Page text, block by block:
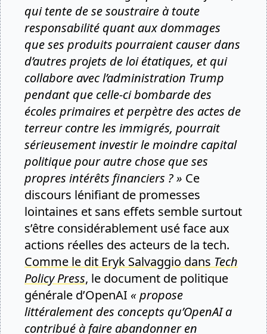
qui tente de se soustraire à toute
responsabilité quant aux dommages
que ses produits pourraient causer dans
d’autres projets de loi étatiques, et qui
collabore avec l’administration Trump
pendant que celle-ci bombarde des
écoles primaires et perpètre des actes de
terreur contre les immigrés, pourrait
sérieusement investir le moindre capital
politique pour autre chose que ses
propres intérêts financiers ? » Ce
discours lénifiant de promesses
lointaines et sans effets semble surtout
s’être considérablement usé face aux
actions réelles des acteurs de la tech.
Comme le dit Eryk Salvaggio dans Tech
Policy Press, le document de politique
générale d’OpenAI « propose
littéralement des concepts qu’OpenAI a
contribué à faire abandonner en